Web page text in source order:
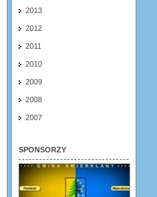
2013
2012
2011
2010
2009
2008
2007
SPONSORZY